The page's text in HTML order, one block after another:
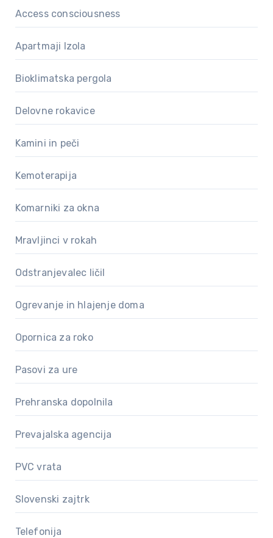
Access consciousness
Apartmaji Izola
Bioklimatska pergola
Delovne rokavice
Kamini in peči
Kemoterapija
Komarniki za okna
Mravljinci v rokah
Odstranjevalec ličil
Ogrevanje in hlajenje doma
Opornica za roko
Pasovi za ure
Prehranska dopolnila
Prevajalska agencija
PVC vrata
Slovenski zajtrk
Telefonija